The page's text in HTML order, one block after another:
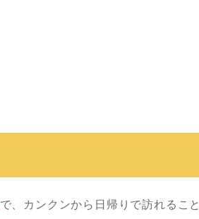
で、カンクンから日帰りで訪れること